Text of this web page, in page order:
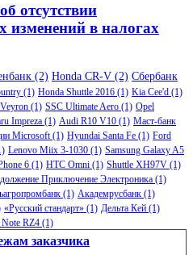
отсутствии
изменений в налогах
(2) Honda CR-V (2) Сбербанк
(1) Honda Shuttle 2016 (1) Kia Cee'd (1)
(1) SSC Ultimate Aero (1) Opel
Impreza (1) Audi R10 V10 (1) Маст-банк
Microsoft(1) Hyundai Santa Fe (1) Ford
Lenovo Miix 3-1030 (1) Samsung Galaxy A5
6 (1) HTC Omni (1) Shuttle XH97V (1)
Приключение Электроника (1)
(1) Академрусбанк (1)
«Русский стандарт» (1) Дельта Кей (1)
Note RZ4 (1)
заказчика